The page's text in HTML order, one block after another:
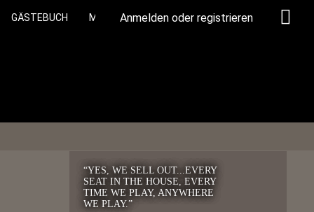
GÄSTEBUCH MEMBERSAnmelden oder registrieren
“YES, WE SELL OUT...EVERY
SEAT IN THE HOUSE, EVERY
TIME WE PLAY, ANYWHERE
WE PLAY.”